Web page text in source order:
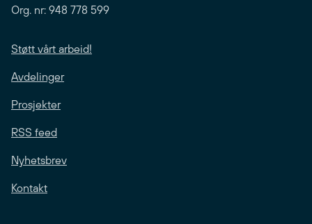
Org. nr: 948 778 599
Støtt vårt arbeid!
Avdelinger
Prosjekter
RSS feed
Nyhetsbrev
Kontakt